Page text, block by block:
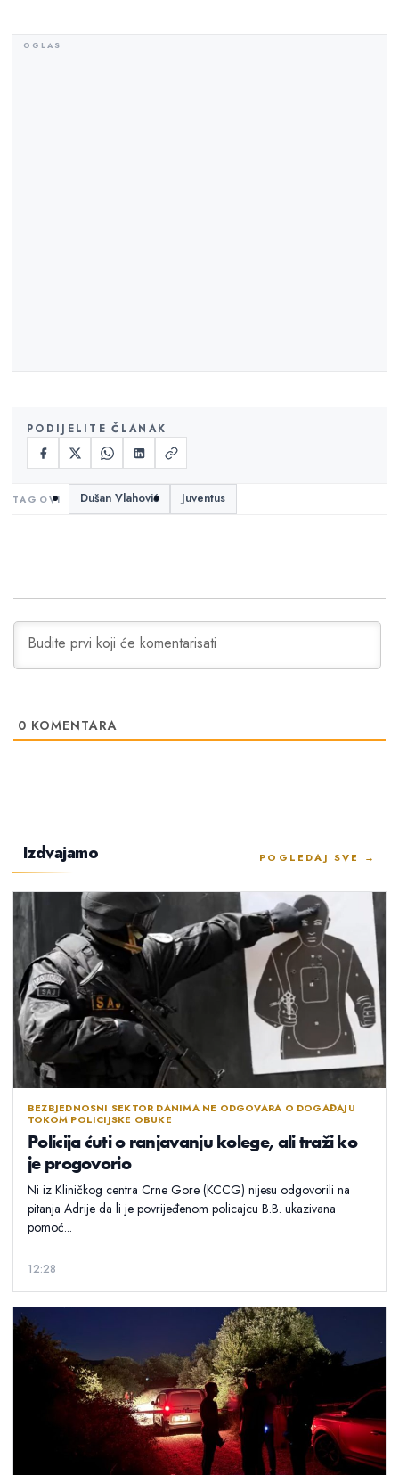
PODIJELITE ČLANAK
Dušan Vlahović Juventus
0 KOMENTARA
Izdvajamo POGLEDAJ SVE →
BEZBJEDNOSNI SEKTOR DANIMA NE ODGOVARA O DOGAĐAJU
TOKOM POLICIJSKE OBUKE
Policija ćuti o ranjavanju kolege, ali traži ko
je progovorio
Ni iz Kliničkog centra Crne Gore (KCCG) nijesu odgovorili na
pitanja Adrije da li je povrijeđenom policajcu B.B. ukazivana
pomoć...
12:28